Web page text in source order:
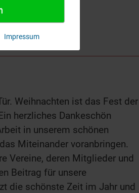
Weihnachten ist das Fest der
herzliches Dankeschön
in unserem schönen
Miteinander voranbringen.
Vereine, deren Mitglieder und
Beitrag für unsere
die schönste Zeit im Jahr und
Impressum